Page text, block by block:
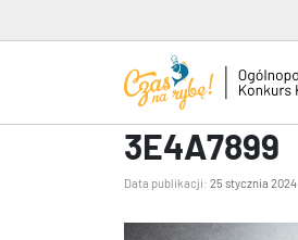
3E4A7899
Data publikacji: 25 stycznia 2024